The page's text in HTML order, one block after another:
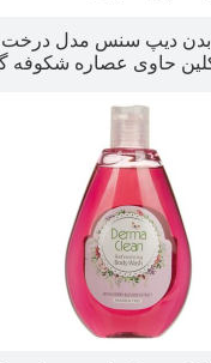
بدن دیپ سنس مدل درخت